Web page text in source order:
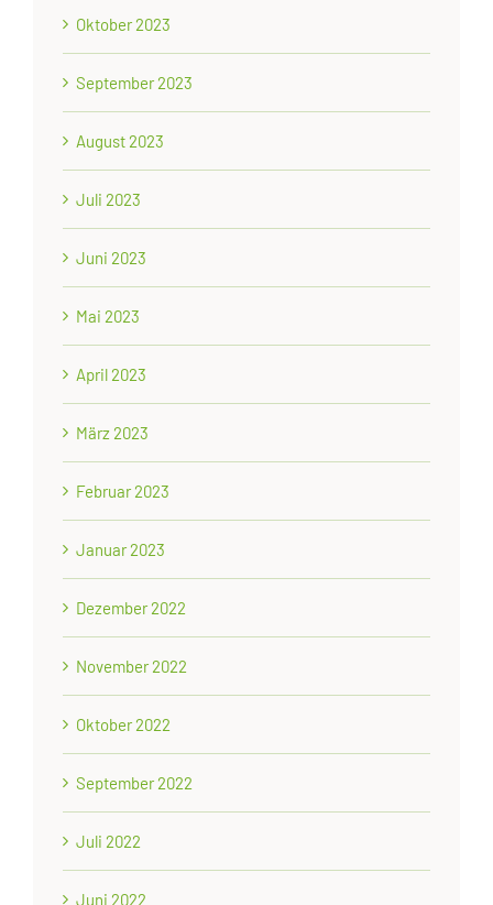
Oktober 2023
September 2023
August 2023
Juli 2023
Juni 2023
Mai 2023
April 2023
März 2023
Februar 2023
Januar 2023
Dezember 2022
November 2022
Oktober 2022
September 2022
Juli 2022
Juni 2022